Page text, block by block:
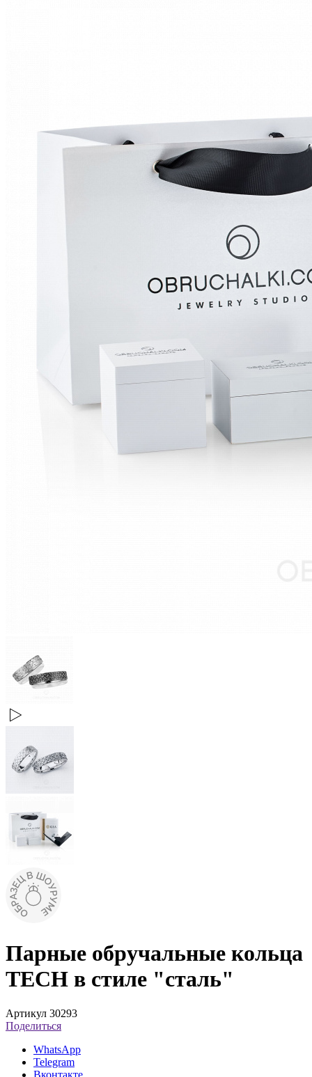
Парные обручальные кольца
TECH в стиле "сталь"
Артикул 30293
Поделиться
WhatsApp
Telegram
Вконтакте